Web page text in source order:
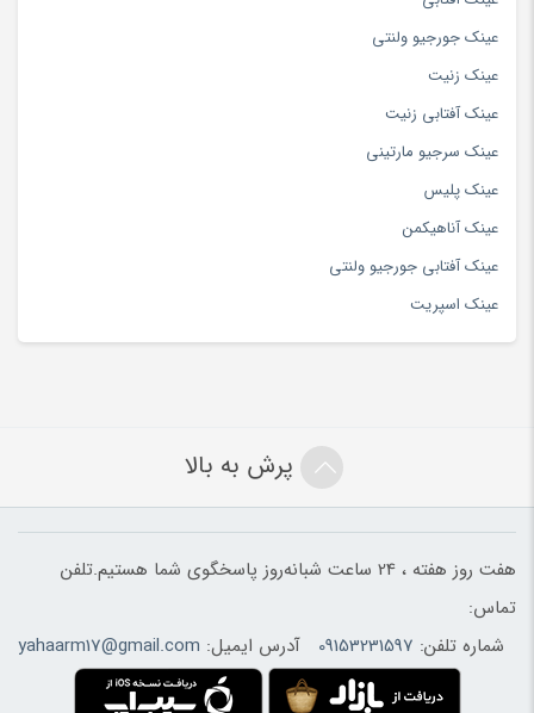
عینک جورجیو ولنتی
عینک زنیت
عینک آفتابی زنیت
عینک سرجیو مارتینی
عینک پلیس
عینک آناهیکمن
عینک آفتابی جورجیو ولنتی
عینک اسپریت
پرش به بالا
هفت روز هفته ، 24 ساعت شبانه‌روز پاسخگوی شما هستیم.تلفن
تماس:
شماره تلفن: 09153231597 آدرس ایمیل: yahaarm17@gmail.com